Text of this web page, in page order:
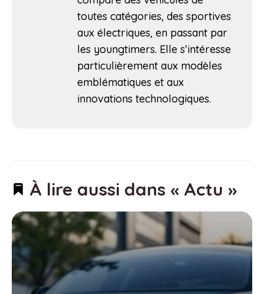
toutes catégories, des sportives
aux électriques, en passant par
les youngtimers. Elle s’intéresse
particulièrement aux modèles
emblématiques et aux
innovations technologiques.
À lire aussi dans « Actu »